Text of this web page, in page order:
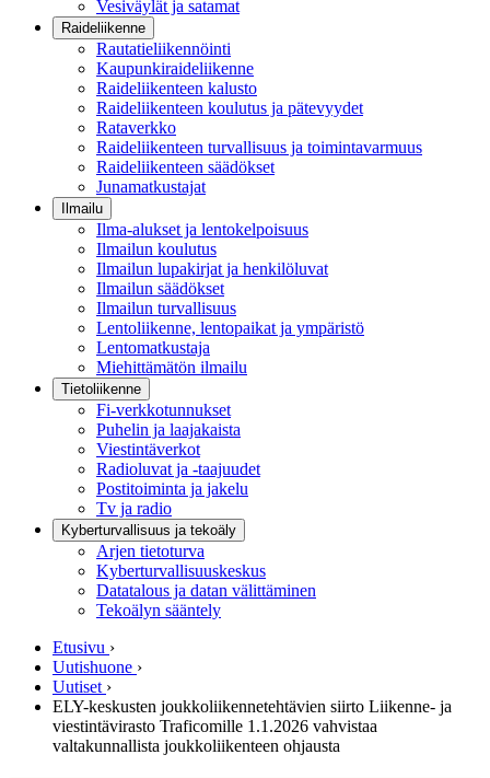
Vesiväylät ja satamat
Raideliikenne
Rautatieliikennöinti
Kaupunkiraideliikenne
Raideliikenteen kalusto
Raideliikenteen koulutus ja pätevyydet
Rataverkko
Raideliikenteen turvallisuus ja toimintavarmuus
Raideliikenteen säädökset
Junamatkustajat
Ilmailu
Ilma-alukset ja lentokelpoisuus
Ilmailun koulutus
Ilmailun lupakirjat ja henkilöluvat
Ilmailun säädökset
Ilmailun turvallisuus
Lentoliikenne, lentopaikat ja ympäristö
Lentomatkustaja
Miehittämätön ilmailu
Tietoliikenne
Fi-verkkotunnukset
Puhelin ja laajakaista
Viestintäverkot
Radioluvat ja -taajuudet
Postitoiminta ja jakelu
Tv ja radio
Kyberturvallisuus ja tekoäly
Arjen tietoturva
Kyberturvallisuuskeskus
Datatalous ja datan välittäminen
Tekoälyn sääntely
Etusivu ›
Uutishuone ›
Uutiset ›
ELY-keskusten joukkoliikennetehtävien siirto Liikenne- ja
viestintävirasto Traficomille 1.1.2026 vahvistaa
valtakunnallista joukkoliikenteen ohjausta